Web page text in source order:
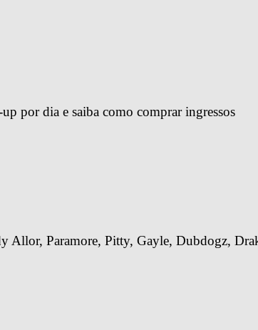
por dia e saiba como comprar ingressos
Allor, Paramore, Pitty, Gayle, Dubdogz,